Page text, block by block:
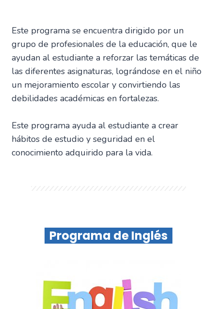
Este programa se encuentra dirigido por un
grupo de profesionales de la educación, que le
ayudan al estudiante a reforzar las temáticas de
las diferentes asignaturas, lográndose en el niño
un mejoramiento escolar y convirtiendo las
debilidades académicas en fortalezas.
Este programa ayuda al estudiante a crear
hábitos de estudio y seguridad en el
conocimiento adquirido para la vida.
Programa de Inglés